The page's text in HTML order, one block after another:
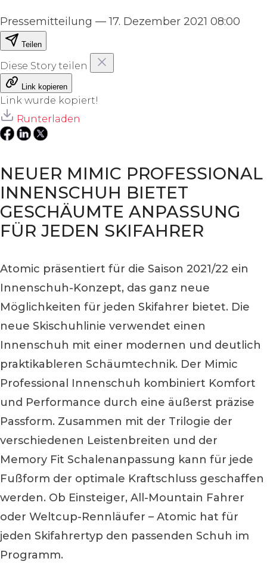
Pressemitteilung —17. Dezember 2021 08:00
Teilen
Diese Story teilen
Link kopieren
Link wurde kopiert!
Runterladen
NEUER MIMIC PROFESSIONAL
INNENSCHUH BIETET
GESCHÄUMTE ANPASSUNG
FÜR JEDEN SKIFAHRER
Atomic präsentiert für die Saison 2021/22 ein
Innenschuh-Konzept, das ganz neue
Möglichkeiten für jeden Skifahrer bietet. Die
neue Skischuhlinie verwendet einen
Innenschuh mit einer modernen und deutlich
praktikableren Schäumtechnik. Der Mimic
Professional Innenschuh kombiniert Komfort
und Performance durch eine äußerst präzise
Passform. Zusammen mit der Trilogie der
verschiedenen Leistenbreiten und der
Memory Fit Schalenanpassung kann für jede
Fußform der optimale Kraftschluss geschaffen
werden. Ob Einsteiger, All-Mountain Fahrer
oder Weltcup-Rennläufer – Atomic hat für
jeden Skifahrertyp den passenden Schuh im
Programm.